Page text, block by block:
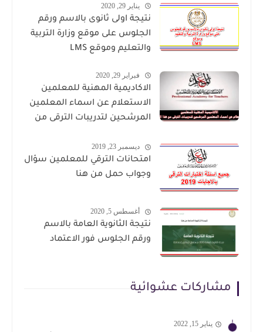
يناير 29, 2020
نتيجة اولى ثانوى بالاسم ورقم
الجلوس على موقع وزارة التربية
والتعليم وموقع LMS
فبراير 29, 2020
الاكاديمية المهنية للمعلمين
الاستعلام عن اسماء المعلمين
المرشحين لتدريبات الترقى من
ديسمبر 23, 2019
امتحانات الترقي للمعلمين سؤال
وجواب حمل من هنا
أغسطس 5, 2020
نتيجة الثانوية العامة بالاسم
ورقم الجلوس فور الاعتماد
مشاركات عشوائية
يناير 15, 2022